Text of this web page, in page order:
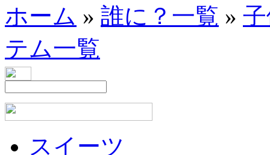
ホーム » 誰に？一覧 »
テム一覧
スイーツ